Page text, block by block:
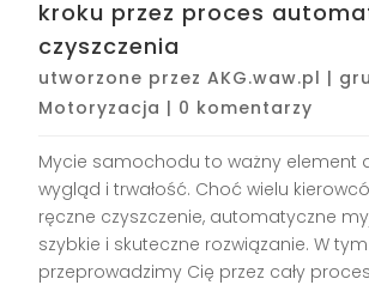
kroku przez proces
czyszczenia
utworzone przezAKG.waw.pl |
Motoryzacja | 0 komentarzy
Mycie samochodu to ważny element
wygląd i trwałość. Choć wielu
ręczne czyszczenie, automatyczne
szybkie i skuteczne rozwiązanie. W
przeprowadzimy Cię przez cały